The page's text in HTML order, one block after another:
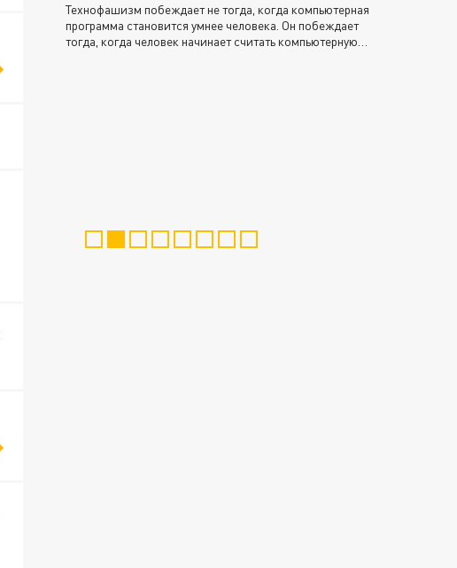
Технофашизм побеждает не тогда, когда компьютерная
программа становится умнее человека. Он побеждает
тогда, когда человек начинает считать компьютерную